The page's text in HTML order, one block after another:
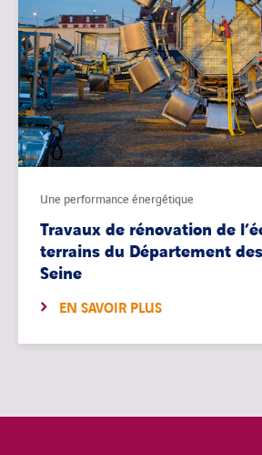
Une performance énergétique
Travaux de rénovation de
terrains du Département
Seine
EN SAVOIR PLUS